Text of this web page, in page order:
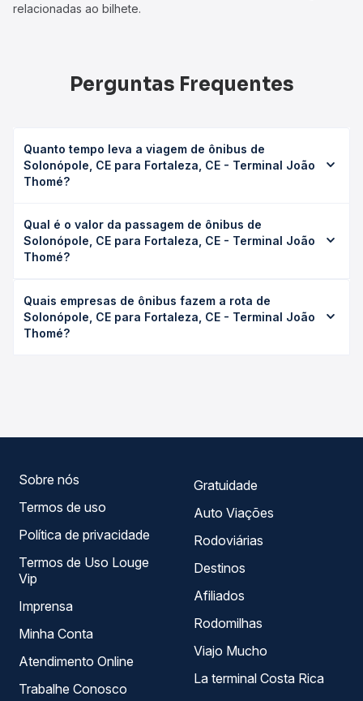
relacionadas ao bilhete.
Perguntas Frequentes
Quanto tempo leva a viagem de ônibus de
Solonópole, CE para Fortaleza, CE - Terminal João
Thomé?
- Terminal João Thomé leva em média 6h 4min, podendo
variar conforme a viação, o tipo de serviço (convencional,
executivo ou leito) e as condições de tráfego. Na Quero
Qual é o valor da passagem de ônibus de
Solonópole, CE para Fortaleza, CE - Terminal João
Thomé?
Fortaleza, CE - Terminal João Thomé custa em média R$
70,86 e varia conforme a data da viagem, a empresa, o
tipo de poltrona e a antecedência da compra. Na Quero
Quais empresas de ônibus fazem a rota de
Solonópole, CE para Fortaleza, CE - Terminal João
Thomé?
Sobre nós
Termos de uso
Política de privacidade
Termos de Uso Louge
Vip
Imprensa
Minha Conta
Atendimento Online
Trabalhe Conosco
Gratuidade
Auto Viações
Rodoviárias
Destinos
Afiliados
Rodomilhas
Viajo Mucho
La terminal Costa Rica